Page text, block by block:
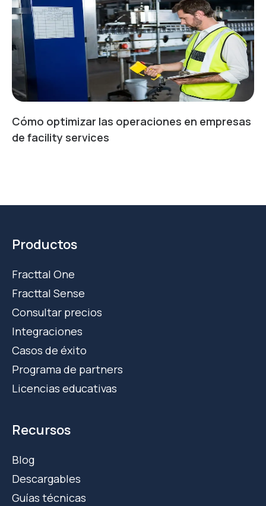
Cómo optimizar las operaciones en empresas
de facility services
Productos
Fracttal One
Fracttal Sense
Consultar precios
Integraciones
Casos de éxito
Programa de partners
Licencias educativas
Recursos
Blog
Descargables
Guías técnicas